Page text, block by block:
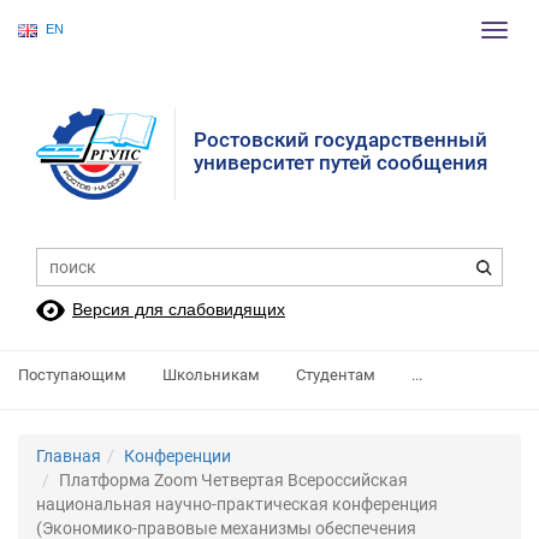
EN
Ростовский государственный
университет путей сообщения
Версия для слабовидящих
Поступающим Школьникам Студентам ...
Главная
Конференции
Платформа Zoom Четвертая Всероссийская
национальная научно-практическая конференция
(Экономико-правовые механизмы обеспечения